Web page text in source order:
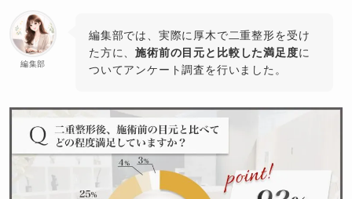
編集部
編集部では、実際に厚木で二重整形を受け
た方に、施術前の目元と比較した満足度に
ついてアンケート調査を行いました。